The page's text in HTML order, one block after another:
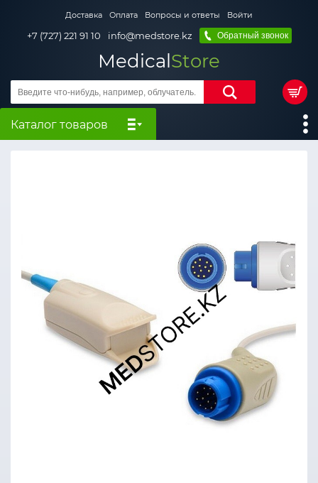
Доставка Оплата Вопросы и ответы Войти
+7 (727) 221 91 10 info@medstore.kz Обратный звонок
MedicalStore
Каталог товаров